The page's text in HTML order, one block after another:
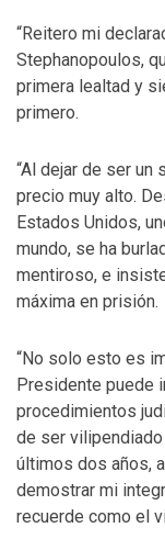
“Reitero mi
Stephanopoulos,
primera lealtad y
primero.
“Al dejar de ser un
precio muy alto.
Estados Unidos,
mundo, se ha
mentiroso, e
máxima en prisión.
“No solo esto es
Presidente puede
procedimientos
de ser
últimos dos años,
demostrar mi
recuerde como el